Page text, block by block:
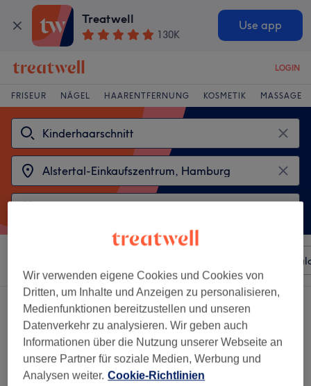
Treatwell
130K
Use app
LOGIN
FRISEUR NÄGEL HAARENTFERNUNG KOSMETIK MASSAGE
2 Salons die anbieten:
kinderhaarschnitt in der Nähe von Alstertal-Einkaufszentrum,
Hamburg
Wir verwenden eigene Cookies und Cookies von
Dritten, um Inhalte und Anzeigen zu personalisieren,
Medienfunktionen bereitzustellen und unseren
Datenverkehr zu analysieren. Wir geben auch
Informationen über die Nutzung unserer Webseite an
unsere Partner für soziale Medien, Werbung und
Analysen weiter. Cookie-Richtlinien